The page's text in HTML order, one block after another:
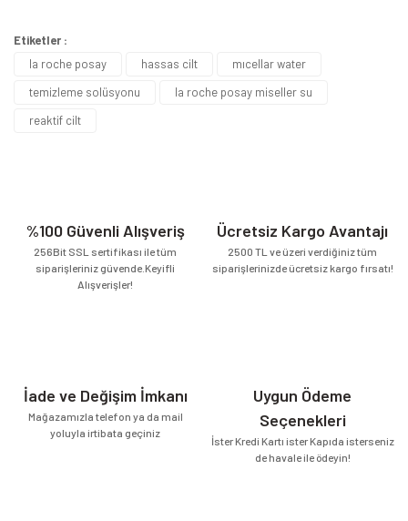
Etiketler :
la roche posay
hassas cilt
mıcellar water
temizleme solüsyonu
la roche posay miseller su
reaktif cilt
%100 Güvenli Alışveriş
256Bit SSL sertifikası ile tüm
siparişleriniz güvende.Keyifli
Alışverişler!
Ücretsiz Kargo Avantajı
2500 TL ve üzeri verdiğiniz tüm
siparişlerinizde ücretsiz kargo fırsatı!
İade ve Değişim İmkanı
Mağazamızla telefon ya da mail
yoluyla irtibata geçiniz
Uygun Ödeme
Seçenekleri
İster Kredi Kartı ister Kapıda isterseniz
de havale ile ödeyin!